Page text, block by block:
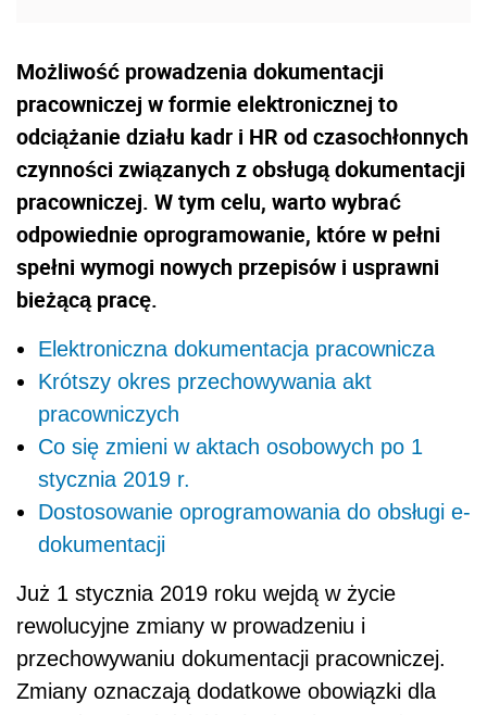
Możliwość prowadzenia dokumentacji
pracowniczej w formie elektronicznej to
odciążanie działu kadr i HR od czasochłonnych
czynności związanych z obsługą dokumentacji
pracowniczej. W tym celu, warto wybrać
odpowiednie oprogramowanie, które w pełni
spełni wymogi nowych przepisów i usprawni
bieżącą pracę.
Elektroniczna dokumentacja pracownicza
Krótszy okres przechowywania akt
pracowniczych
Co się zmieni w aktach osobowych po 1
stycznia 2019 r.
Dostosowanie oprogramowania do obsługi e-
dokumentacji
Już 1 stycznia 2019 roku wejdą w życie
rewolucyjne zmiany w prowadzeniu i
przechowywaniu dokumentacji pracowniczej.
Zmiany oznaczają dodatkowe obowiązki dla